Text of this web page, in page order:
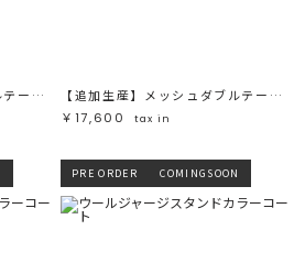
【追加生産】メッシュダブルテーラージャケット
【追加生産】メッシュダブルテーラージャケット
￥17,600
tax in
PRE ORDER COMINGSOON